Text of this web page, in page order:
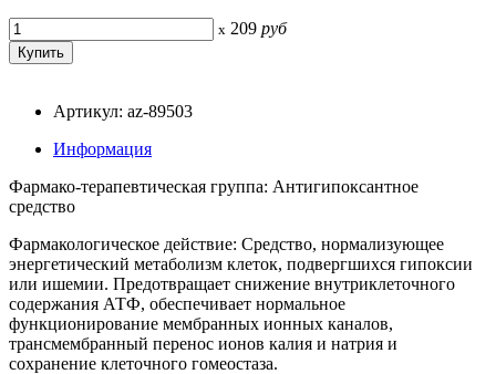
x 209 руб
Артикул: az-89503
Информация
Фармако-терапевтическая группа: Антигипоксантное
средство
Фармакологическое действие: Средство, нормализующее
энергетический метаболизм клеток, подвергшихся гипоксии
или ишемии. Предотвращает снижение внутриклеточного
содержания АТФ, обеспечивает нормальное
функционирование мембранных ионных каналов,
трансмембранный перенос ионов калия и натрия и
сохранение клеточного гомеостаза.